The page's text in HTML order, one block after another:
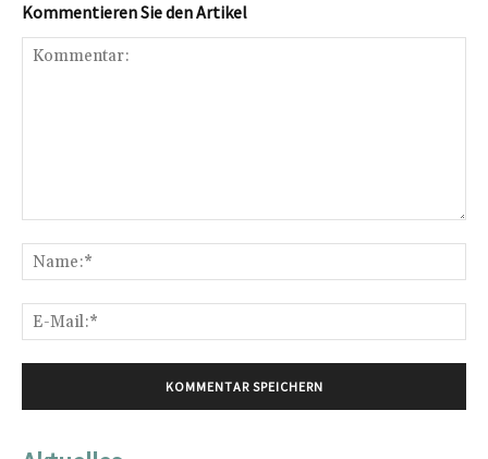
Kommentieren Sie den Artikel